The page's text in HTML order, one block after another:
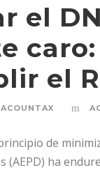
el
el
ACOUNTAX
de
(AEPD) ha